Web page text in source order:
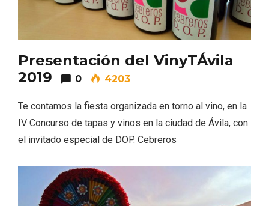
Presentación del VinyTÁvila
2019
0 4203
Te contamos la fiesta organizada en torno al vino, en la
IV Concurso de tapas y vinos en la ciudad de Ávila, con
el invitado especial de DOP. Cebreros
Fermoselle, ella la bella, el balcón de los